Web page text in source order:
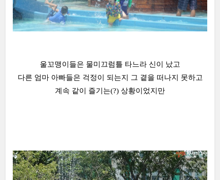
울꼬맹이들은 물미끄럼틀 타느라 신이 났고
다른 엄마 아빠들은 걱정이 되는지 그 곁을 떠나지 못하고
계속 같이 즐기는(?) 상황이었지만